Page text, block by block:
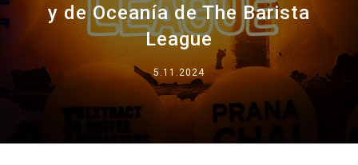
y de Oceanía de The Barista
League
5.11.2024
Group
Noticias